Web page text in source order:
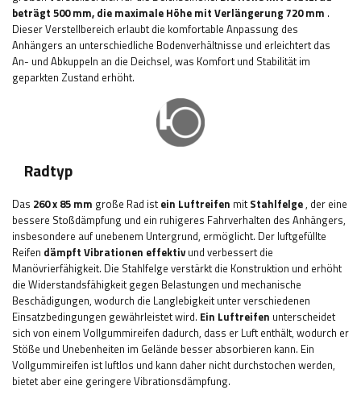
beträgt 500 mm, die maximale Höhe mit Verlängerung 720 mm .
Dieser Verstellbereich erlaubt die komfortable Anpassung des
Anhängers an unterschiedliche Bodenverhältnisse und erleichtert das
An- und Abkuppeln an die Deichsel, was Komfort und Stabilität im
geparkten Zustand erhöht.
Radtyp
Das 260 x 85 mm große Rad istein Luftreifen mitStahlfelge, der eine
bessere Stoßdämpfung und ein ruhigeres Fahrverhalten des Anhängers,
insbesondere auf unebenem Untergrund, ermöglicht. Der luftgefüllte
Reifen dämpft Vibrationen effektivund verbessert die
Manövrierfähigkeit. Die Stahlfelge verstärkt die Konstruktion und erhöht
die Widerstandsfähigkeit gegen Belastungen und mechanische
Beschädigungen, wodurch die Langlebigkeit unter verschiedenen
Einsatzbedingungen gewährleistet wird. Ein Luftreifen unterscheidet
sich von einem Vollgummireifen dadurch, dass er Luft enthält, wodurch er
Stöße und Unebenheiten im Gelände besser absorbieren kann. Ein
Vollgummireifen ist luftlos und kann daher nicht durchstochen werden,
bietet aber eine geringere Vibrationsdämpfung.